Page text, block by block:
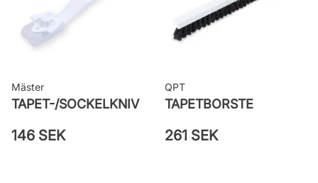
Mäster
TAPET-/SOCKELKNIV
146 SEK
QPT
TAPETBORSTE
261 SEK